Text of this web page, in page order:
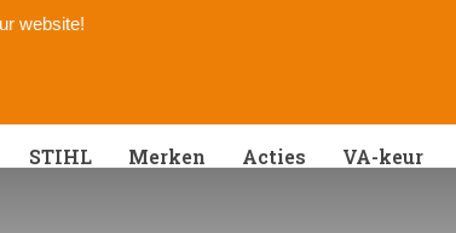
website!
STIHL Merken Acties VA-keur